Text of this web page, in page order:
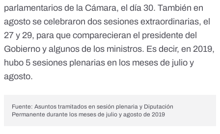
parlamentarios de la Cámara, el día 30. También en
agosto se celebraron dos sesiones extraordinarias, el
27 y 29, para que comparecieran el presidente del
Gobierno y algunos de los ministros. Es decir, en 2019,
hubo 5 sesiones plenarias en los meses de julio y
agosto.
Fuente: Asuntos tramitados en sesión plenaria y Diputación
Permanente durante los meses de julio y agosto de 2019